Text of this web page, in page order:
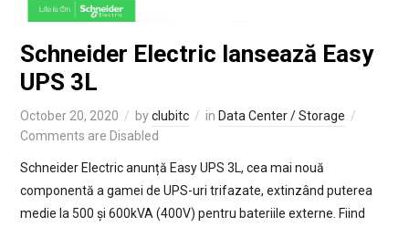
Schneider Electric lansează Easy
UPS 3L
October 20, 2020 byclubitc in Data Center / Storage
Comments are Disabled
Schneider Electric anunță Easy UPS 3L, cea mai nouă
componentă a gamei de UPS-uri trifazate, extinzând puterea
medie la 500 și 600kVA (400V) pentru bateriile externe. Fiind